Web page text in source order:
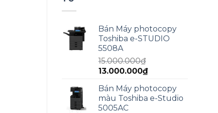
Bán Máy photocopy
Toshiba e-STUDIO
5508A
15.000.000₫
Giá
là:
15.000.000₫.
13.000.000₫Giá
tại
là:
Bán Máy photocopy
màu Toshiba e-Studio
5005AC